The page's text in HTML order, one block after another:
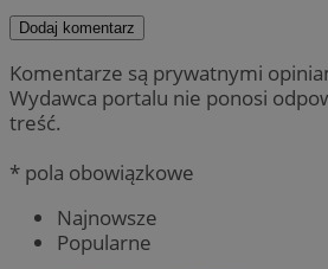
Dodaj komentarz
Komentarze są prywatnymi
Wydawca portalu nie ponosi
treść.
* pola obowiązkowe
Najnowsze
Popularne